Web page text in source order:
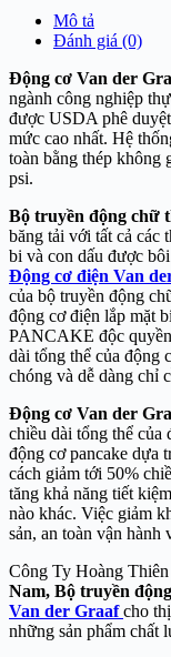
Mô tả
Đánh giá (0)
Động cơ Van der
ngành công nghiệp
được USDA phê
mức cao nhất. Hệ
toàn bằng thép không
psi.
Bộ truyền động chữ
băng tải với tất cả các
bi và con dấu được
Động cơ điện Van
của bộ truyền động
động cơ điện lắp mặt
PANCAKE độc
dài tổng thể của động
chóng và dễ dàng chỉ
Động cơ Van der
chiều dài tổng thể của
động cơ pancake dựa
cách giảm tới 50%
tăng khả năng tiết
nào khác. Việc giảm
sản, an toàn vận hành
Công Ty Hoàng
Nam, Bộ truyền
Van der Graafcho
những sản phẩm chất